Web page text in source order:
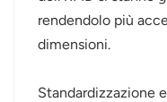
rendendolo più
dimensioni.
Standardizzazione